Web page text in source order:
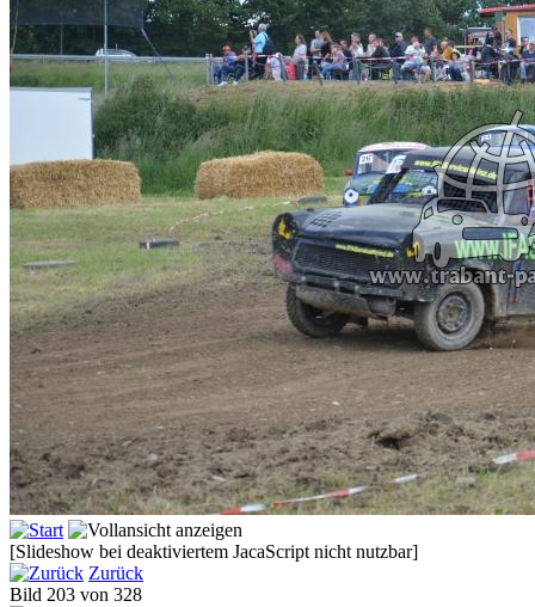
[Slideshow bei deaktiviertem JacaScript nicht nutzbar]
Zurück
Bild 203 von 328